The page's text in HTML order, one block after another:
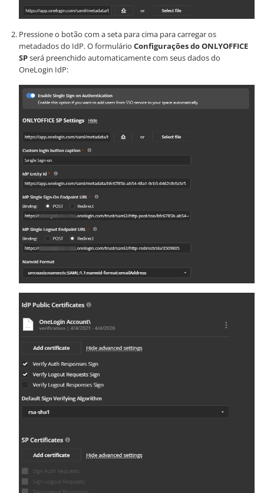
Pressione o botão com a seta para cima para carregar os
metadados do IdP. O formulário Configurações do ONLYOFFICE
SPserá preenchido automaticamente com seus dados do
OneLogin IdP: